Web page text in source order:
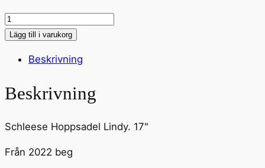
Schleese
Hoppsadel
17"
Lägg till i varukorg
Beskrivning
Beskrivning
Schleese Hoppsadel Lindy. 17"
Från 2022 beg